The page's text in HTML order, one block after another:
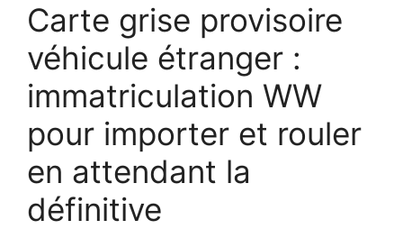
Carte grise provisoire
véhicule étranger :
immatriculation WW
pour importer et rouler
en attendant la
définitive